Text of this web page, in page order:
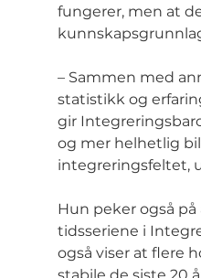
fungerer, men at
– Sammen med
statistikk og
gir
og mer helhetlig
integreringsfeltet,
Hun peker også på
tidsseriene i
også viser at flere